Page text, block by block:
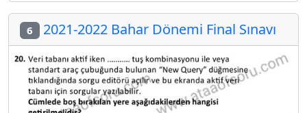
6 2021-2022 Bahar Dönemi Final Sınavı